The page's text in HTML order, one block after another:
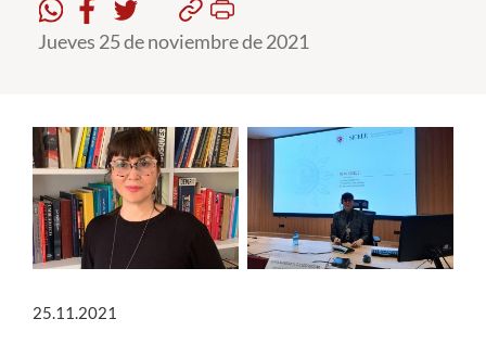
Alumni
Jueves 25 de noviembre de 2021
25.11.2021